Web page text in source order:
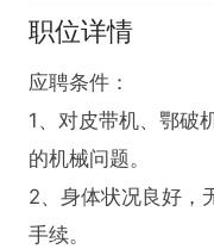
职位详情
应聘条件：
1、对皮带机、鄂破
的机械问题。
2、身体状况良好，
手续。